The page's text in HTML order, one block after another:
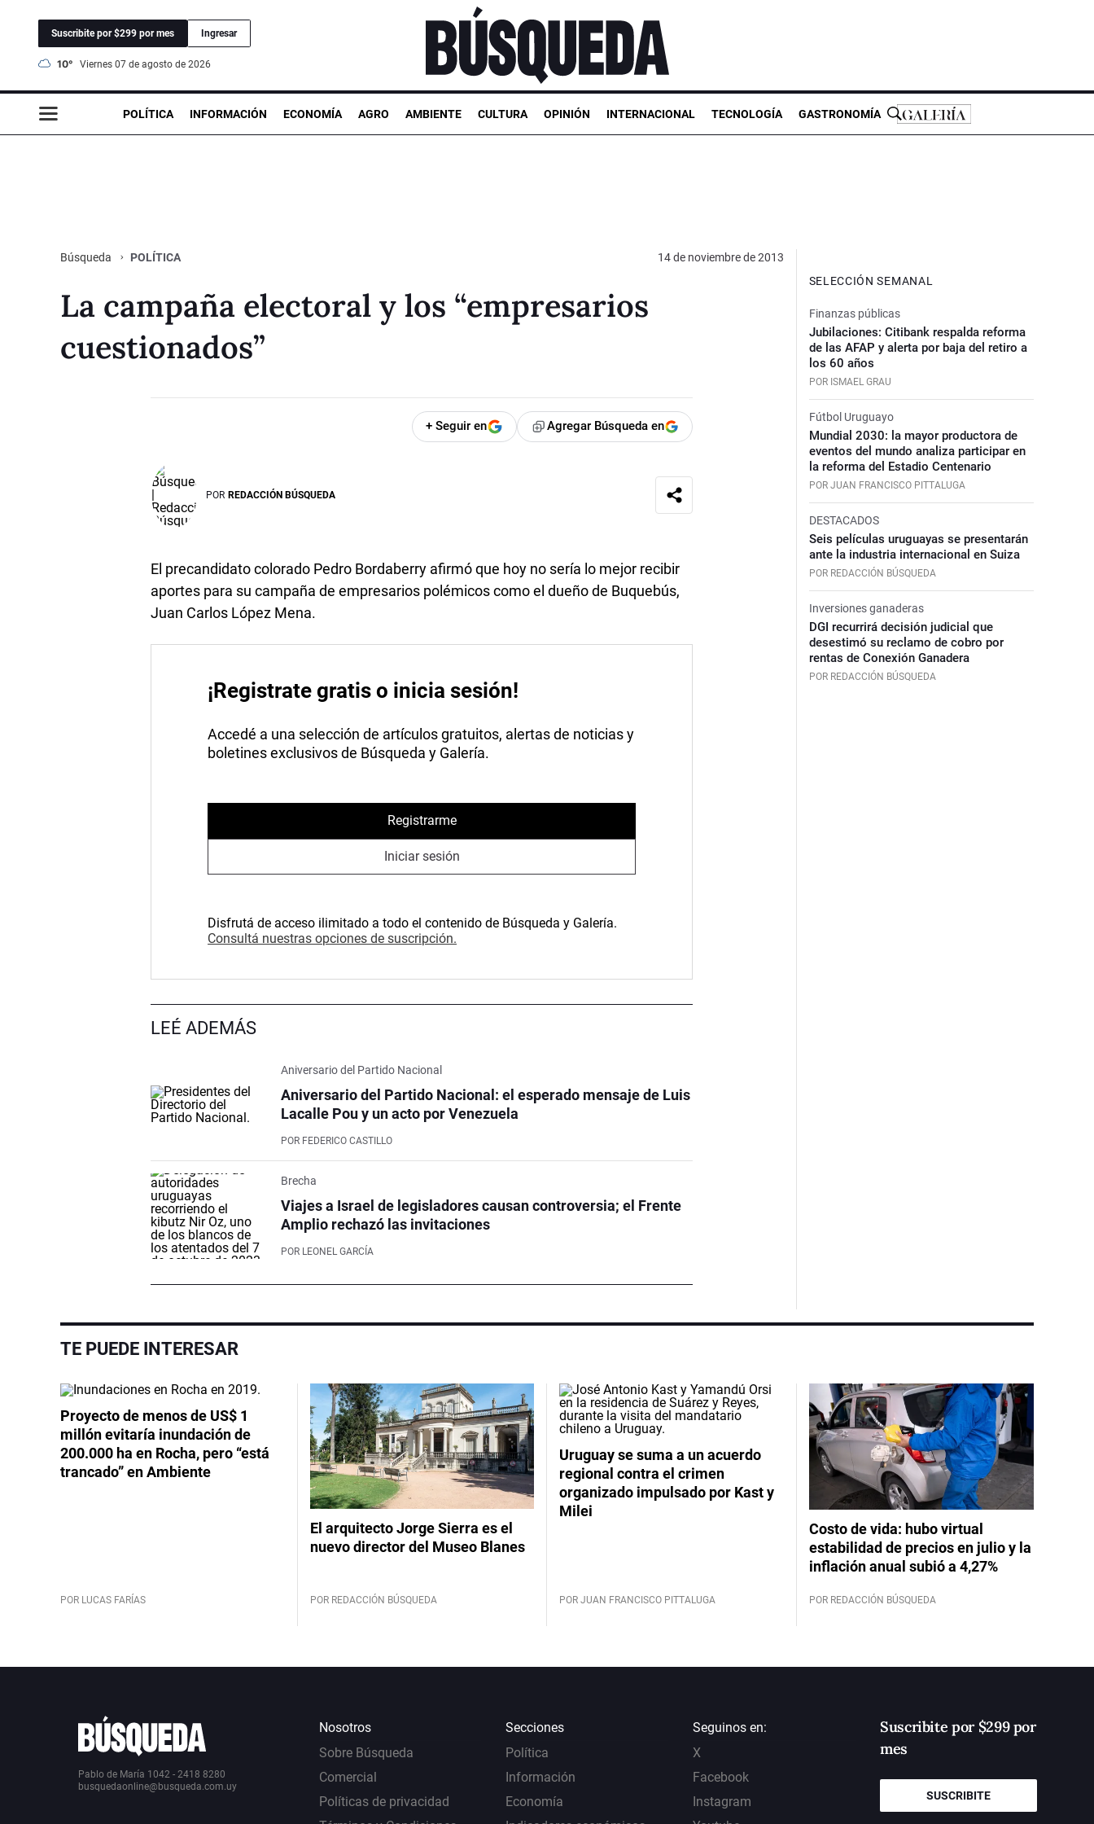
Suscribite por $299 por mes Ingresar
10° viernes 07 de agosto de 2026
POLÍTICA INFORMACIÓN ECONOMÍA AGRO AMBIENTE CULTURA OPINIÓN INTERNACIONAL TECNOLOGÍA GASTRONOMÍA
Búsqueda POLÍTICA 14 de noviembre de 2013
La campaña electoral y los “empresarios
cuestionados”
+ Seguir en Agregar Búsqueda en
POR REDACCIÓN BÚSQUEDA
El precandidato colorado Pedro Bordaberry afirmó que hoy no sería lo mejor recibir
aportes para su campaña de empresarios polémicos como el dueño de Buquebús,
Juan Carlos López Mena.
¡Registrate gratis o inicia sesión!
Accedé a una selección de artículos gratuitos, alertas de noticias y
boletines exclusivos de Búsqueda y Galería.
Registrarme
Iniciar sesión
Disfrutá de acceso ilimitado a todo el contenido de Búsqueda y Galería.
Consultá nuestras opciones de suscripción.
LEÉ ADEMÁS
Aniversario del Partido Nacional
Aniversario del Partido Nacional: el esperado mensaje de Luis
Lacalle Pou y un acto por Venezuela
POR FEDERICO CASTILLO
Brecha
Viajes a Israel de legisladores causan controversia; el Frente
Amplio rechazó las invitaciones
POR LEONEL GARCÍA
SELECCIÓN SEMANAL
Finanzas públicas
Jubilaciones: Citibank respalda reforma
de las AFAP y alerta por baja del retiro a
los 60 años
POR ISMAEL GRAU
Fútbol Uruguayo
Mundial 2030: la mayor productora de
eventos del mundo analiza participar en
la reforma del Estadio Centenario
POR JUAN FRANCISCO PITTALUGA
DESTACADOS
Seis películas uruguayas se presentarán
ante la industria internacional en Suiza
POR REDACCIÓN BÚSQUEDA
Inversiones ganaderas
DGI recurrirá decisión judicial que
desestimó su reclamo de cobro por
rentas de Conexión Ganadera
POR REDACCIÓN BÚSQUEDA
TE PUEDE INTERESAR
Proyecto de menos de US$ 1
millón evitaría inundación de
200.000 ha en Rocha, pero “está
trancado” en Ambiente
POR LUCAS FARÍAS
El arquitecto Jorge Sierra es el
nuevo director del Museo Blanes
POR REDACCIÓN BÚSQUEDA
Uruguay se suma a un acuerdo
regional contra el crimen
organizado impulsado por Kast y
Milei
POR JUAN FRANCISCO PITTALUGA
Costo de vida: hubo virtual
estabilidad de precios en julio y la
inflación anual subió a 4,27%
POR REDACCIÓN BÚSQUEDA
Pablo de María 1042 - 2418 8280
busquedaonline@busqueda.com.uy
Nosotros
Sobre Búsqueda
Comercial
Políticas de privacidad
Secciones
Política
Información
Economía
Seguinos en:
X
Facebook
Instagram
Suscribite por $299 por
mes
SUSCRIBITE